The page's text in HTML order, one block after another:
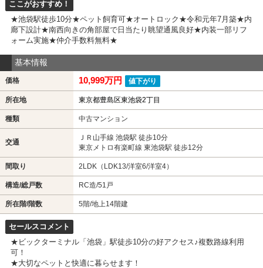
ここがおすすめ！
★池袋駅徒歩10分★ペット飼育可★オートロック★令和元年7月築★内
廊下設計★南西向きの角部屋で日当たり眺望通風良好★内装一部リフ
ォーム実施★仲介手数料無料★
基本情報
価格 10,999万円 値下がり
所在地 東京都豊島区東池袋2丁目
種類 中古マンション
交通
ＪＲ山手線 池袋駅 徒歩10分
東京メトロ有楽町線 東池袋駅 徒歩12分
間取り 2LDK（LDK13/洋室6/洋室4）
構造/総戸数 RC造/51戸
所在階/階数 5階/地上14階建
セールスコメント
★ビックターミナル「池袋」駅徒歩10分の好アクセス♪複数路線利用
可！
★大切なペットと快適に暮らせます！